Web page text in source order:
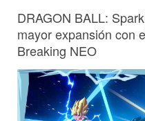
DRAGON BALL:
mayor expansión con
Breaking NEO